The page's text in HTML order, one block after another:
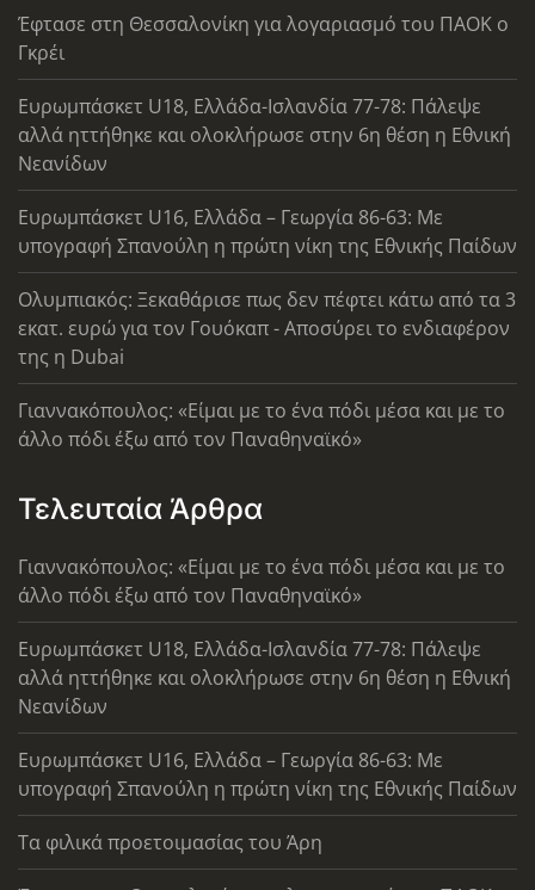
Έφτασε στη Θεσσαλονίκη για λογαριασμό του ΠΑΟΚ ο
Γκρέι
Ευρωμπάσκετ U18, Ελλάδα-Ισλανδία 77-78: Πάλεψε
αλλά ηττήθηκε και ολοκλήρωσε στην 6η θέση η Εθνική
Νεανίδων
Ευρωμπάσκετ U16, Ελλάδα – Γεωργία 86-63: Με
υπογραφή Σπανούλη η πρώτη νίκη της Εθνικής Παίδων
Ολυμπιακός: Ξεκαθάρισε πως δεν πέφτει κάτω από τα 3
εκατ. ευρώ για τον Γουόκαπ - Αποσύρει το ενδιαφέρον
της η Dubai
Γιαννακόπουλος: «Είμαι με το ένα πόδι μέσα και με το
άλλο πόδι έξω από τον Παναθηναϊκό»
Τελευταία Άρθρα
Γιαννακόπουλος: «Είμαι με το ένα πόδι μέσα και με το
άλλο πόδι έξω από τον Παναθηναϊκό»
Ευρωμπάσκετ U18, Ελλάδα-Ισλανδία 77-78: Πάλεψε
αλλά ηττήθηκε και ολοκλήρωσε στην 6η θέση η Εθνική
Νεανίδων
Ευρωμπάσκετ U16, Ελλάδα – Γεωργία 86-63: Με
υπογραφή Σπανούλη η πρώτη νίκη της Εθνικής Παίδων
Τα φιλικά προετοιμασίας του Άρη